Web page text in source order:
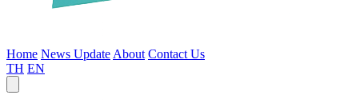
Home News Update About Contact Us
TH EN